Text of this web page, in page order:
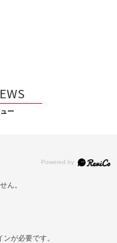
ー
ん。
ンが必要です。